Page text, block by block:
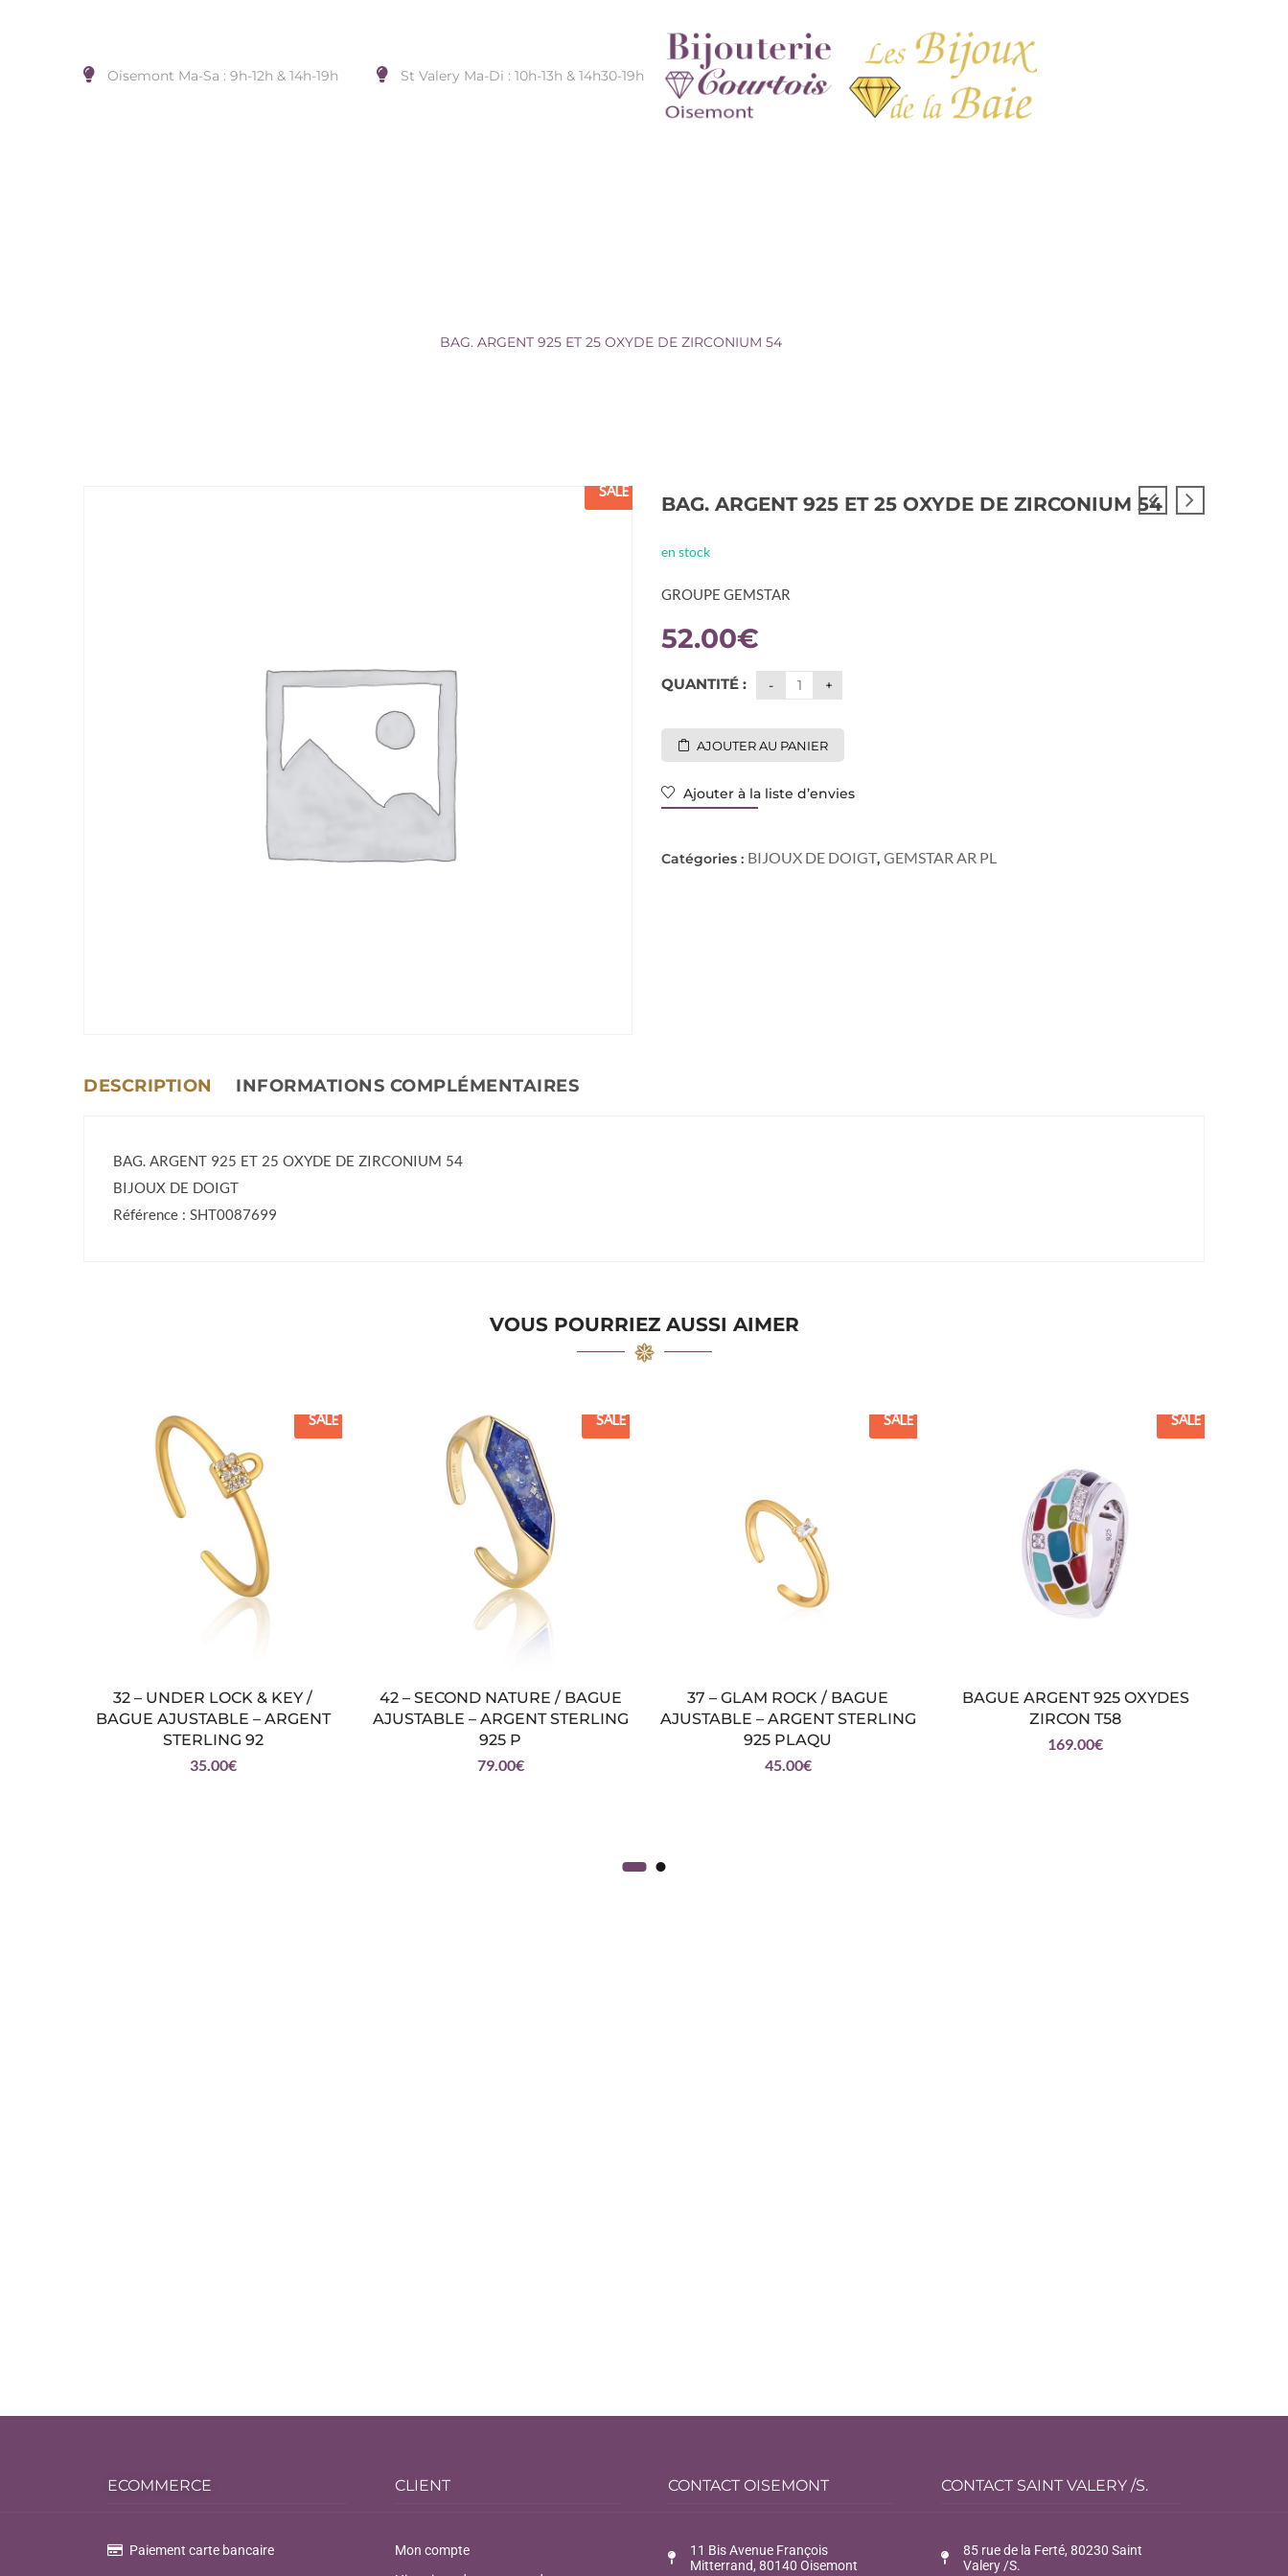
Oisemont Ma-Sa : 9h-12h & 14h-19h St Valery Ma-Di : 10h-13h & 14h30-19h
BAG. ARGENT 925 ET 25 OXYDE DE ZIRCONIUM 54
SALE BAG. ARGENT 925 ET 25 OXYDE DE ZIRCONIUM 54
en stock
GROUPE GEMSTAR
52.00€
QUANTITÉ :
AJOUTER AU PANIER
Ajouter à la liste d’envies
Catégories : BIJOUX DE DOIGT,GEMSTAR AR PL
DESCRIPTION INFORMATIONS COMPLÉMENTAIRES
BAG. ARGENT 925 ET 25 OXYDE DE ZIRCONIUM 54
BIJOUX DE DOIGT
Référence : SHT0087699
VOUS POURRIEZ AUSSI AIMER
SALE
32 – UNDER LOCK & KEY /
BAGUE AJUSTABLE – ARGENT
STERLING 92
35.00€
SALE
42 – SECOND NATURE / BAGUE
AJUSTABLE – ARGENT STERLING
925 P
79.00€
SALE
37 – GLAM ROCK / BAGUE
AJUSTABLE – ARGENT STERLING
925 PLAQU
45.00€
SALE
BAGUE ARGENT 925 OXYDES
ZIRCON T58
169.00€
ECOMMERCE
Paiement carte bancaire
CLIENT
Mon compte
CONTACT OISEMONT
11 Bis Avenue François
Mitterrand, 80140 Oisemont
CONTACT SAINT VALERY /S.
85 rue de la Ferté, 80230 Saint
Valery /S.